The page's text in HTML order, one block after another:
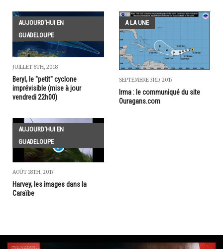
AUJOURD'HUI EN
GUADELOUPE
JUILLET 6TH, 2018
Beryl, le "petit" cyclone
imprévisible (mise à jour
vendredi 22h00)
A LA UNE
SEPTEMBRE 3RD, 2017
Irma : le communiqué du site
Ouragans.com
AUJOURD'HUI EN
GUADELOUPE
AOÛT 18TH, 2017
Harvey, les images dans la
Caraïbe